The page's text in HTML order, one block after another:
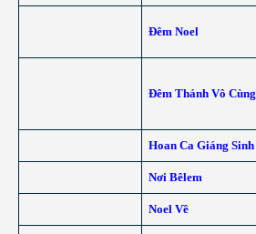
Đêm Noel
Đêm Thánh Vô Cùng
Hoan Ca Giáng Sinh
Nơi Bêlem
Noel Về